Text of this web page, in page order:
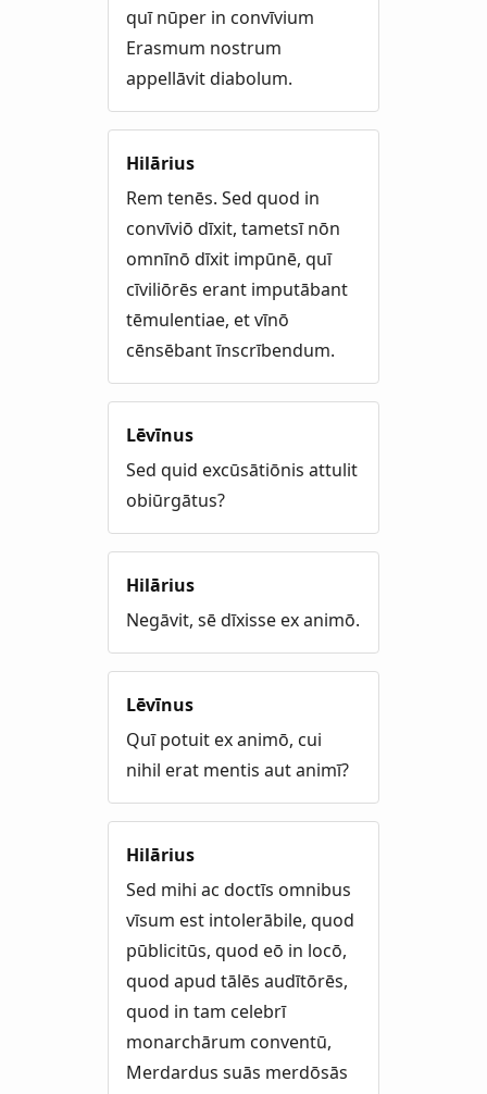
quī nūper in convīvium
Erasmum nostrum
appellāvit diabolum.
Hilārius
Rem tenēs. Sed quod in
convīviō dīxit, tametsī nōn
omnīnō dīxit impūnē, quī
cīviliōrēs erant imputābant
tēmulentiae, et vīnō
cēnsēbant īnscrībendum.
Lēvīnus
Sed quid excūsātiōnis attulit
obiūrgātus?
Hilārius
Negāvit, sē dīxisse ex animō.
Lēvīnus
Quī potuit ex animō, cui
nihil erat mentis aut animī?
Hilārius
Sed mihi ac doctīs omnibus
vīsum est intolerābile, quod
pūblicitūs, quod eō in locō,
quod apud tālēs audītōrēs,
quod in tam celebrī
monarchārum conventū,
Merdardus suās merdōsās